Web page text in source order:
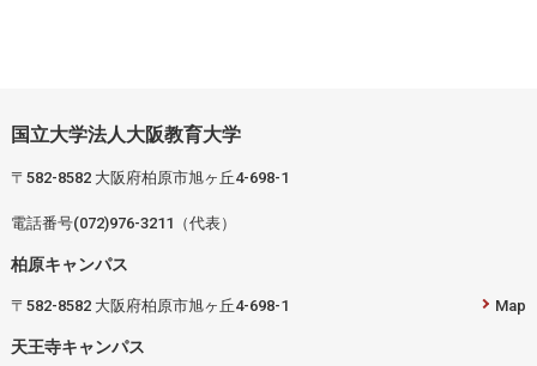
国立大学法人大阪教育大学
〒582-8582 大阪府柏原市旭ヶ丘4-698-1
電話番号(072)976-3211（代表）
柏原キャンパス
〒582-8582 大阪府柏原市旭ヶ丘4-698-1 Map
天王寺キャンパス